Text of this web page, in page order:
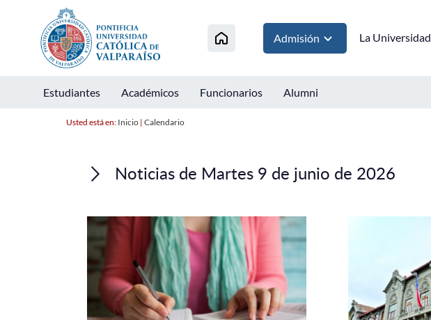
Admisión La Universidad
Estudiantes Académicos Funcionarios Alumni
Usted está en: Inicio| Calendario
Noticias de Martes 9 de junio de 2026